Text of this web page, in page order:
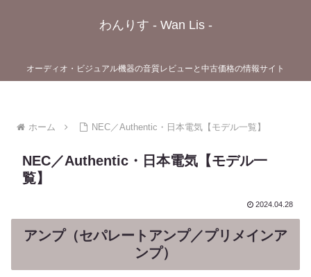
わんりす - Wan Lis -
オーディオ・ビジュアル機器の音質レビューと中古価格の情報サイト
ホーム NEC／Authentic・日本電気【モデル一覧】
NEC／Authentic・日本電気【モデル一
覧】
2024.04.28
アンプ（セパレートアンプ／プリメインア
ンプ）